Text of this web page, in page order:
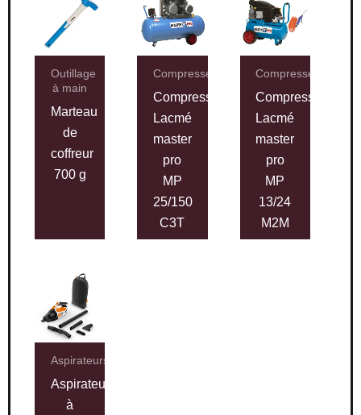
Outillage
à main
Marteau
de
coffreur
700 g
Compresseurs
Compresseur
Lacmé
master
pro
MP
25/150
C3T
Compresseurs
Compresseur
Lacmé
master
pro
MP
13/24
M2M
Aspirateurs
Aspirateur
à